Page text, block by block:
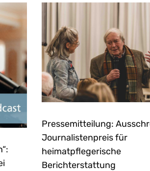
Pressemitteilung:
Journalistenpreis für
heimatpflegerische
Berichterstattung